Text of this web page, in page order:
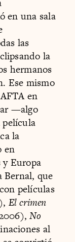
en una sala
las
la
hermanos
Ese mismo
en
—algo
la
en
Europa
Bernal, que
películas
El crimen
No
al